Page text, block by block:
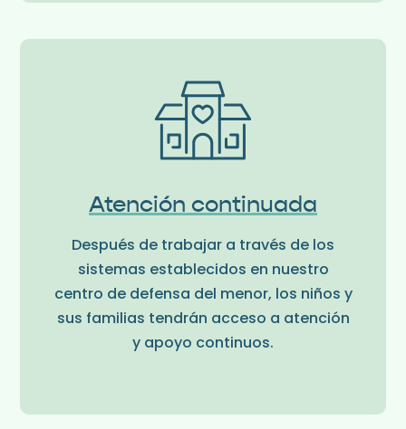
Atención continuada
Después de trabajar a través de los
sistemas establecidos en nuestro
centro de defensa del menor, los niños y
sus familias tendrán acceso a atención
y apoyo continuos.